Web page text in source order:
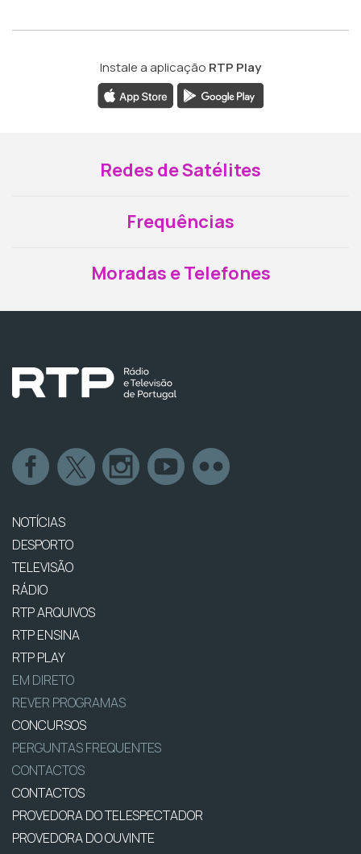
Instale a aplicação RTP Play
Redes de Satélites
Frequências
Moradas e Telefones
NOTÍCIAS
DESPORTO
TELEVISÃO
RÁDIO
RTP ARQUIVOS
RTP ENSINA
RTP PLAY
EM DIRETO
REVER PROGRAMAS
CONCURSOS
PERGUNTAS FREQUENTES
CONTACTOS
CONTACTOS
PROVEDORA DO TELESPECTADOR
PROVEDORA DO OUVINTE